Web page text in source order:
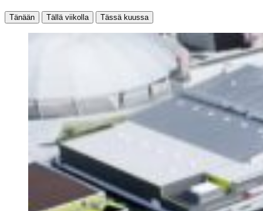
Tänään Tällä viikolla Tässä kuussa